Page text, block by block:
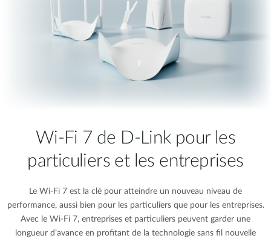
Wi-Fi 7 de D-Link pour les
particuliers et les entreprises
Le Wi-Fi 7 est la clé pour atteindre un nouveau niveau de
performance, aussi bien pour les particuliers que pour les entreprises.
Avec le Wi-Fi 7, entreprises et particuliers peuvent garder une
longueur d’avance en profitant de la technologie sans fil nouvelle